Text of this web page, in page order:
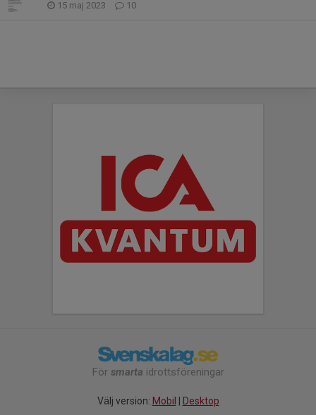
15 maj 2023 10
För smarta idrottsföreningar
Välj version: Mobil | Desktop